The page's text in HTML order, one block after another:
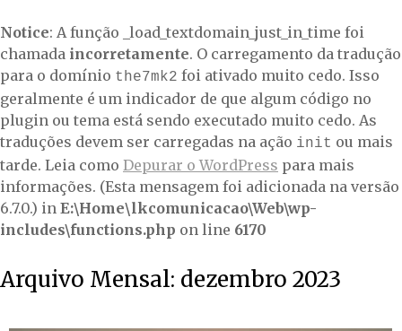
Notice: A função _load_textdomain_just_in_time foi
chamada incorretamente. O carregamento da tradução
para o domínio the7mk2 foi ativado muito cedo. Isso
geralmente é um indicador de que algum código no
plugin ou tema está sendo executado muito cedo. As
traduções devem ser carregadas na ação init ou mais
tarde. Leia como Depurar o WordPress para mais
informações. (Esta mensagem foi adicionada na versão
6.7.0.) in E:\Home\lkcomunicacao\Web\wp-
includes\functions.php on line 6170
Arquivo Mensal: dezembro 2023